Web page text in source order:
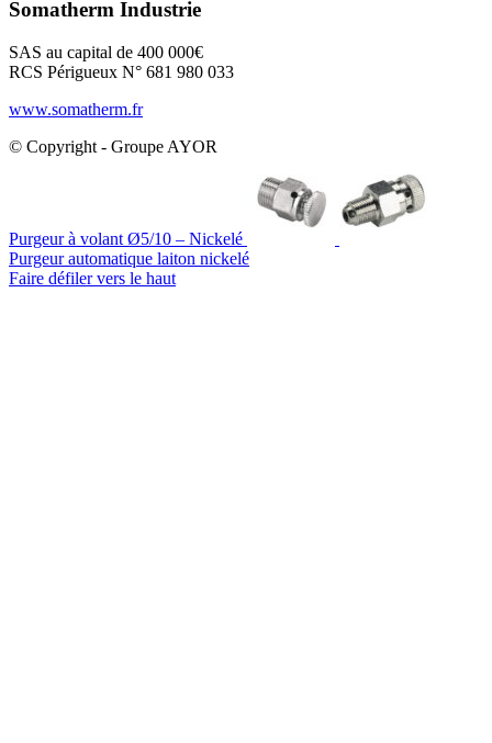
Somatherm Industrie
SAS au capital de 400 000€
RCS Périgueux N° 681 980 033
www.somatherm.fr
© Copyright - Groupe AYOR
Purgeur à volant Ø5/10 – Nickelé
Purgeur automatique laiton nickelé
Faire défiler vers le haut